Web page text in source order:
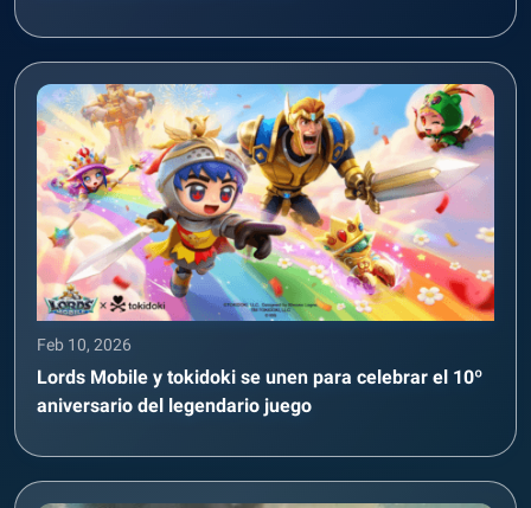
Feb 10, 2026
Lords Mobile y tokidoki se unen para celebrar el 10º
aniversario del legendario juego